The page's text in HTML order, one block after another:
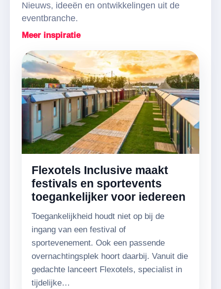
Nieuws, ideeën en ontwikkelingen uit de
eventbranche.
Meer inspiratie
Flexotels Inclusive maakt
festivals en sportevents
toegankelijker voor iedereen
Toegankelijkheid houdt niet op bij de
ingang van een festival of
sportevenement. Ook een passende
overnachtingsplek hoort daarbij. Vanuit die
gedachte lanceert Flexotels, specialist in
tijdelijke…